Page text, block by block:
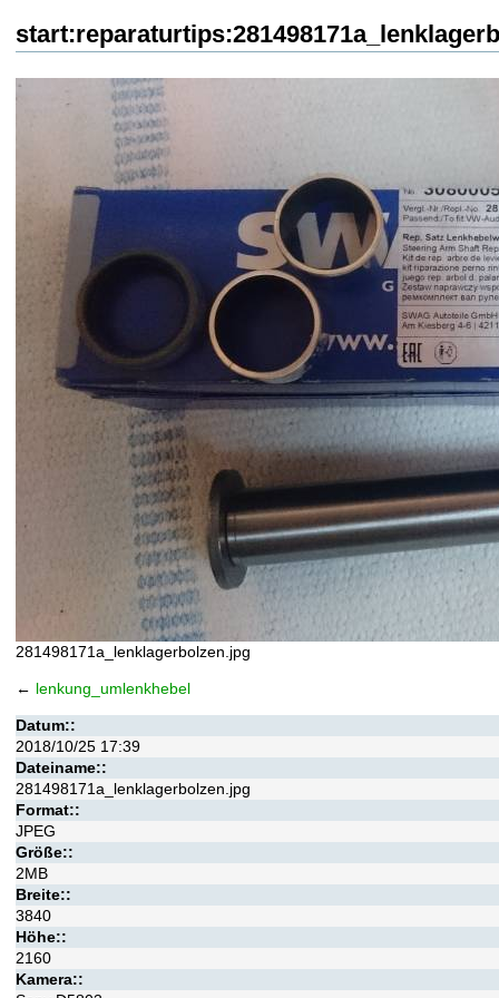
281498171a_lenklagerbolzen.jpg
← lenkung_umlenkhebel
Datum::
2018/10/25 17:39
Dateiname::
281498171a_lenklagerbolzen.jpg
Format::
JPEG
Größe::
2MB
Breite::
3840
Höhe::
2160
Kamera::